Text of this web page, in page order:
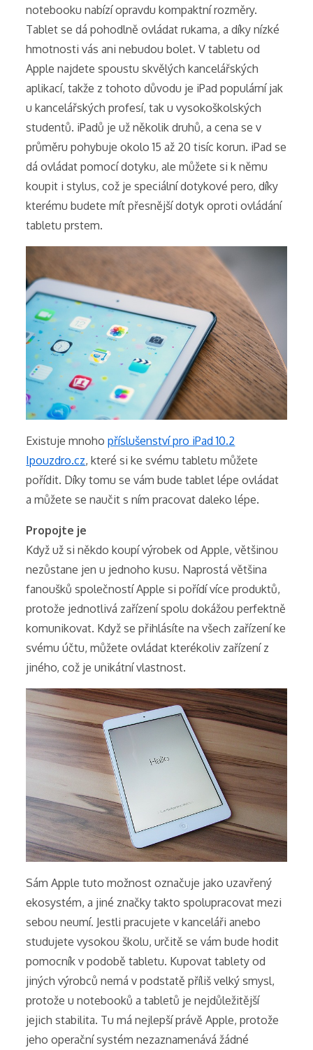
notebooku nabízí opravdu kompaktní rozměry.
Tablet se dá pohodlně ovládat rukama, a díky nízké
hmotnosti vás ani nebudou bolet. V tabletu od
Apple najdete spoustu skvělých kancelářských
aplikací, takže z tohoto důvodu je iPad populární jak
u kancelářských profesí, tak u vysokoškolských
studentů. iPadů je už několik druhů, a cena se v
průměru pohybuje okolo 15 až 20 tisíc korun. iPad se
dá ovládat pomocí dotyku, ale můžete si k němu
koupit i stylus, což je speciální dotykové pero, díky
kterému budete mít přesnější dotyk oproti ovládání
tabletu prstem.
Existuje mnohopříslušenství pro iPad 10.2
Ipouzdro.cz, které si ke svému tabletu můžete
pořídit. Díky tomu se vám bude tablet lépe ovládat
a můžete se naučit s ním pracovat daleko lépe.
Propojte je
Když už si někdo koupí výrobek od Apple, většinou
nezůstane jen u jednoho kusu. Naprostá většina
fanoušků společností Apple si pořídí více produktů,
protože jednotlivá zařízení spolu dokážou perfektně
komunikovat. Když se přihlásíte na všech zařízení ke
svému účtu, můžete ovládat kterékoliv zařízení z
jiného, což je unikátní vlastnost.
Sám Apple tuto možnost označuje jako uzavřený
ekosystém, a jiné značky takto spolupracovat mezi
sebou neumí. Jestli pracujete v kanceláři anebo
studujete vysokou školu, určitě se vám bude hodit
pomocník v podobě tabletu. Kupovat tablety od
jiných výrobců nemá v podstatě příliš velký smysl,
protože u notebooků a tabletů je nejdůležitější
jejich stabilita. Tu má nejlepší právě Apple, protože
jeho operační systém nezaznamenává žádné